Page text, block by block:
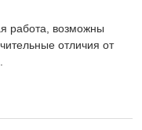
работа, возможны
отличия от